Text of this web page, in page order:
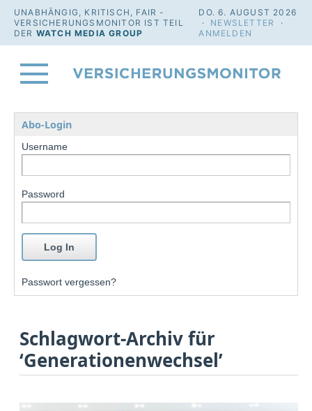
UNABHÄNGIG, KRITISCH, FAIR -
VERSICHERUNGSMONITOR IST TEIL
DER WATCH MEDIA GROUP
DO. 6. AUGUST 2026
· NEWSLETTER
·
ANMELDEN
Abo-Login
Username
Password
Passwort vergessen?
Schlagwort-Archiv für
‘Generationenwechsel’